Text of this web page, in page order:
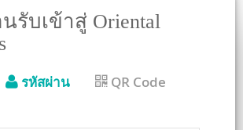
รับเข้าสู่ Oriental
รหัสผ่าน QR Code